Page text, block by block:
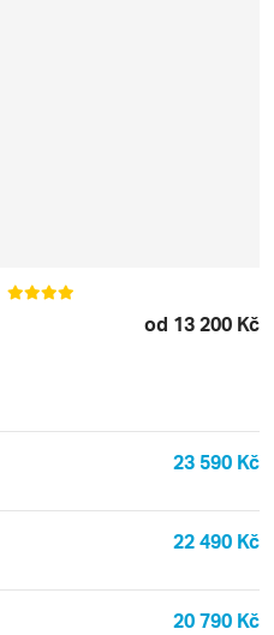
od 13 200 Kč
23 590 Kč
22 490 Kč
20 790 Kč